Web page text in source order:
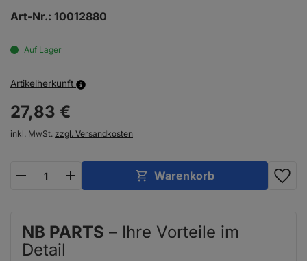
Art-Nr.: 10012880
Auf Lager
Artikelherkunft
27,83 €
inkl. MwSt. zzgl. Versandkosten
Warenkorb
NB PARTS – Ihre Vorteile im
Detail